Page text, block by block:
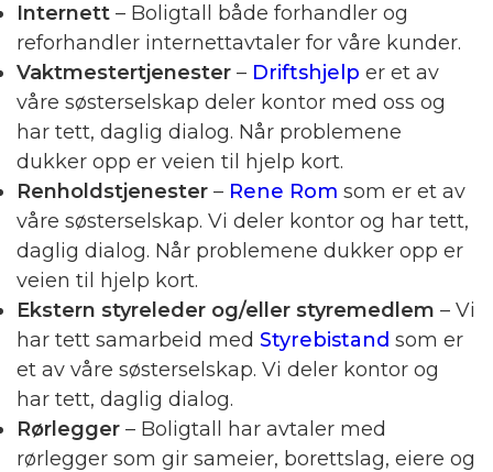
Internett – Boligtall både forhandler og
reforhandler internettavtaler for våre kunder.
Vaktmestertjenester – Driftshjelp er et av
våre søsterselskap deler kontor med oss og
har tett, daglig dialog. Når problemene
dukker opp er veien til hjelp kort.
Renholdstjenester – Rene Rom som er et av
våre søsterselskap. Vi deler kontor og har tett,
daglig dialog. Når problemene dukker opp er
veien til hjelp kort.
Ekstern styreleder og/eller styremedlem – Vi
har tett samarbeid med Styrebistand som er
et av våre søsterselskap. Vi deler kontor og
har tett, daglig dialog.
Rørlegger – Boligtall har avtaler med
rørlegger som gir sameier, borettslag, eiere og